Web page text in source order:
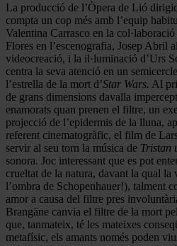
La producció de l’Òpera de Lió
compta un cop més amb l’equip
Valentina Carrasco en la
Flores en l’escenografia, Josep Abril
videocreació, i la il·luminació d’Urs
centra la seva atenció en un
l’estrella de la mort d’Star Wars. Al
de grans dimensions davalla
enamorats quan prenen el filtre, un
projecció de l’epidermis de la lluna,
referent cinematogràfic, el film de
servir al seu torn la música de Tristan
sonora. Joc interessant que es pot
crueltat de la natura, davant la qual la
l’ombra de Schopenhauer!), talment
amor a causa del filtre pres
Brangäne canvia el filtre de la mort
que, tanmateix, té les mateixes
metafísic, els amants només poden